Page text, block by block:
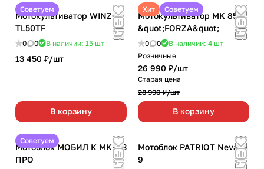
Советуем
Мотокультиватор WINZOR
TL50TF
0 0 В наличии: 15 шт
13 450 ₽/шт
В корзину
Хит Советуем
Мотокультиватор MK 85F
&quot;FORZA&quot;
0 0 В наличии: 4 шт
Розничные
26 990 ₽/шт
Старая цена
28 990 ₽/шт
В корзину
Советуем
Мотоблок МОБИЛ К МКМ-3
ПРО
Мотоблок PATRIOT Nevada
9